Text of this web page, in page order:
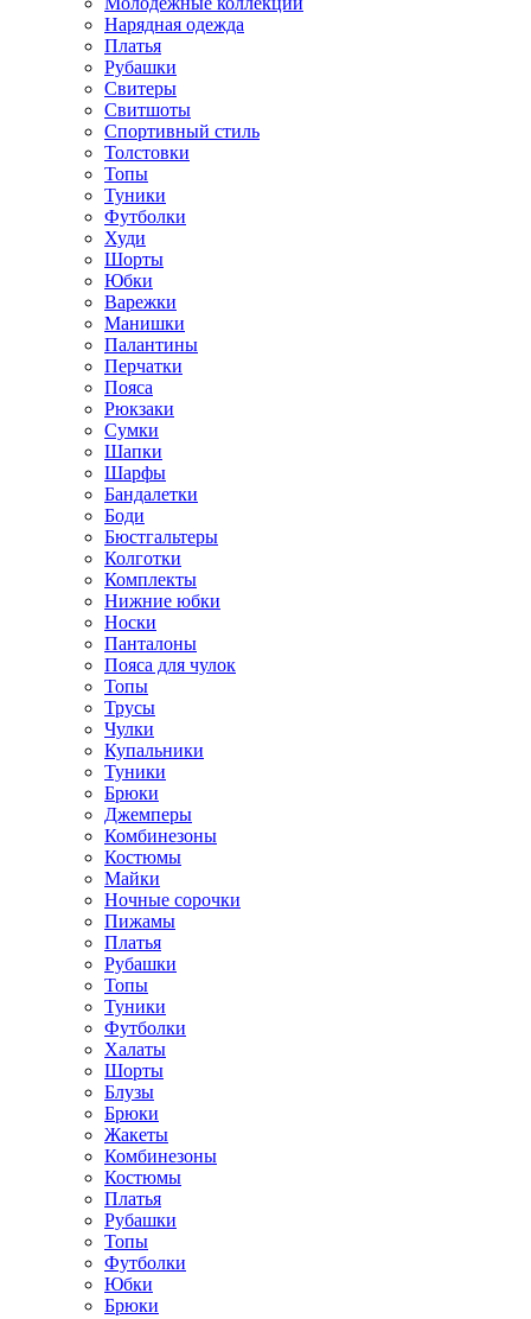
Нарядная одежда
Платья
Рубашки
Свитеры
Свитшоты
Спортивный стиль
Толстовки
Топы
Туники
Футболки
Худи
Шорты
Юбки
Варежки
Манишки
Палантины
Перчатки
Пояса
Рюкзаки
Сумки
Шапки
Шарфы
Бандалетки
Боди
Бюстгальтеры
Колготки
Комплекты
Нижние юбки
Носки
Панталоны
Поясa для чулок
Топы
Трусы
Чулки
Купальники
Туники
Брюки
Джемперы
Комбинезоны
Костюмы
Майки
Ночные сорочки
Пижамы
Платья
Рубашки
Топы
Туники
Футболки
Халаты
Шорты
Блузы
Брюки
Жакеты
Комбинезоны
Костюмы
Платья
Рубашки
Топы
Футболки
Юбки
Брюки